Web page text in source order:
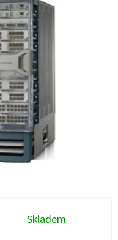
Skladem